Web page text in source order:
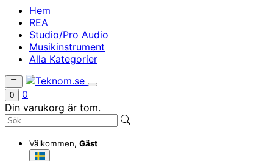
Hem
REA
Studio/Pro Audio
Musikinstrument
Alla Kategorier
0
0
Din varukorg är tom.
Välkommen, Gäst